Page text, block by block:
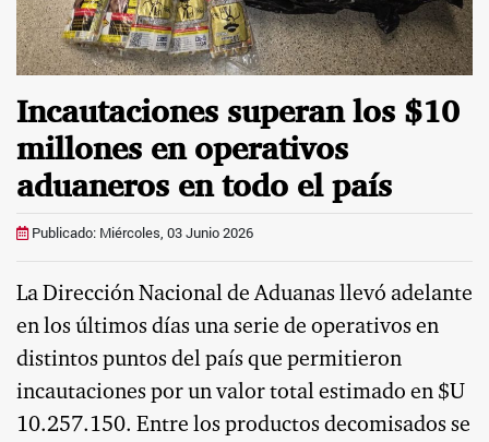
Incautaciones superan los $10
millones en operativos
aduaneros en todo el país
Publicado: Miércoles, 03 Junio 2026
La Dirección Nacional de Aduanas llevó adelante
en los últimos días una serie de operativos en
distintos puntos del país que permitieron
incautaciones por un valor total estimado en $U
10.257.150. Entre los productos decomisados se